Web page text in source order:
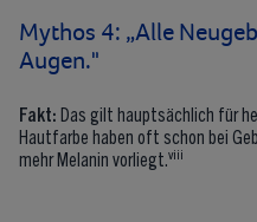
Mythos 4: „Alle
Augen."
Fakt: Das gilt hauptsächlich für
Hautfarbe haben oft schon bei
mehr Melanin vorliegt. viii